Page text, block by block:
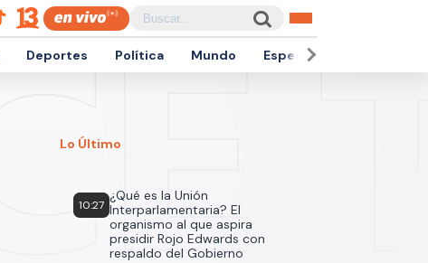
Deportes Política Mundo Espectáculos
Lo Último
10:27
¿Qué es la Unión
Interparlamentaria? El
organismo al que aspira
presidir Rojo Edwards con
respaldo del Gobierno